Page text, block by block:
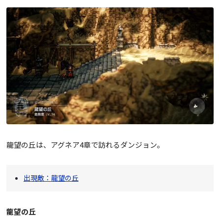
龍望の丘は、アグネア4章で訪れるダンジョン。
出現敵：龍望の丘
龍望の丘